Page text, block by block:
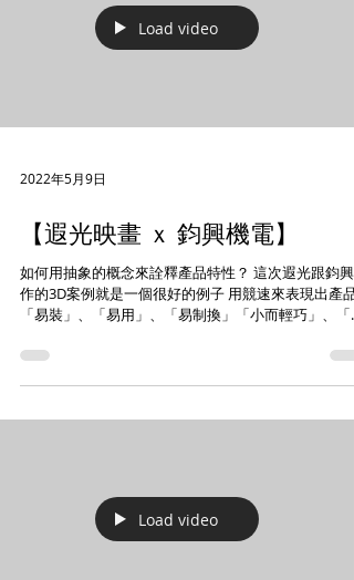
Load video
2022年5月9日
【遐光映畫 ｘ 鈞興機電】
如何用抽象的概念來詮釋產品特性？ 這次遐光跟鈞興
作的3D案例就是一個很好的例子 用競速來表現出產品
「易裝」、「易用」、「易制換」「小而輕巧」、「高
科技感 往往消費者認識產品的第一步，都是從產品廣
Load video